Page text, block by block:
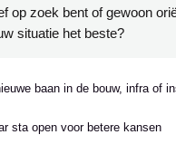
op zoek bent of gewoon
situatie het beste?
baan in de bouw, infra of
sta open voor betere kansen